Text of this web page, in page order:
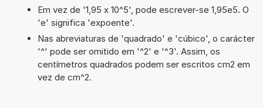
Em vez de '1,95 x 10^5', pode escrever-se 1,95e5. O
'e' significa 'expoente'.
Nas abreviaturas de 'quadrado' e 'cúbico', o carácter
'^' pode ser omitido em '^2' e '^3'. Assim, os
centímetros quadrados podem ser escritos cm2 em
vez de cm^2.